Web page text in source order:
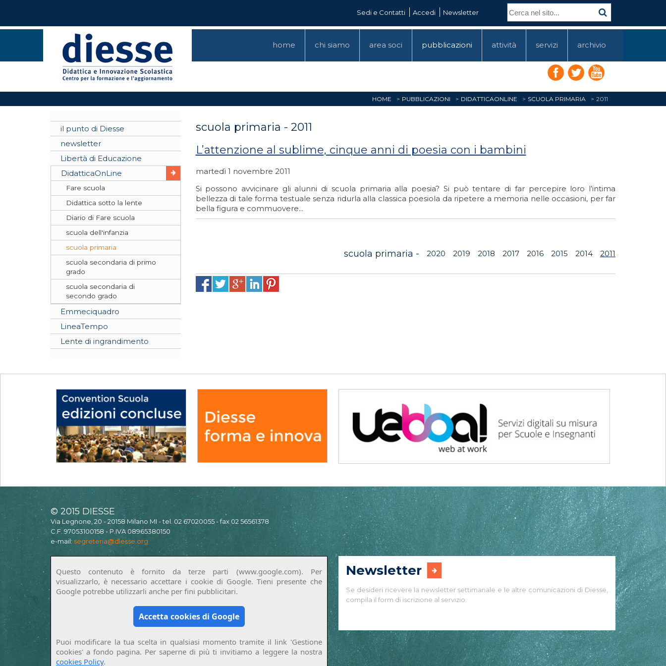
Sedi e Contatti Accedi Newsletter
home chi siamo area soci pubblicazioni attività servizi archivio
HOME PUBBLICAZIONI DIDATTICAONLINE SCUOLA PRIMARIA 2011
il punto di Diesse
newsletter
Libertà di Educazione
DidatticaOnLine
Fare scuola
Didattica sotto la lente
Diario di Fare scuola
scuola dell'infanzia
scuola primaria
scuola secondaria di primo
grado
scuola secondaria di
secondo grado
Emmeciquadro
LineaTempo
Lente di ingrandimento
scuola primaria - 2011
L’attenzione al sublime, cinque anni di poesia con i bambini
martedì 1 novembre 2011
Si possono avvicinare gli alunni di scuola primaria alla poesia? Si può tentare di far percepire loro l’intima
bellezza di tale forma testuale senza ridurla alla classica poesiola da ripetere a memoria nelle occasioni, per far
bella figura e commuovere...
scuola primaria - 2020 2019 2018 2017 2016 2015 2014 2011
© 2015 DIESSE
Via Legnone, 20 - 20158 Milano MI - tel. 02 67020055 - fax 02 56561378
C.F. 97053100158 - P.IVA 08965380150
e-mail: segreteria@diesse.org
Questo contenuto è fornito da terze parti (www.google.com). Per
visualizzarlo, è necessario accettare i cookie di Google. Tieni presente che
Google potrebbe utilizzarli anche per fini pubblicitari.
Accetta cookies di Google
Puoi modificare la tua scelta in qualsiasi momento tramite il link 'Gestione
cookies' a fondo pagina. Per saperne di più ti invitiamo a leggere la nostra
cookies Policy.
Newsletter
Se desideri ricevere la newsletter settimanale e le altre comunicazioni di Diesse,
compila il form di iscrizione al servizio.